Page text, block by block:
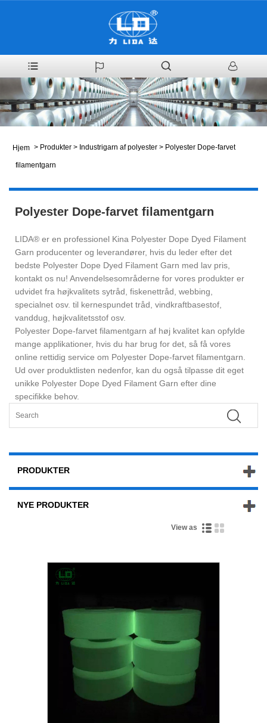
Hjem > Produkter > Industrigarn af polyester > Polyester Dope-farvet
filamentgarn
Polyester Dope-farvet filamentgarn
LIDA® er en professionel Kina Polyester Dope Dyed Filament
Garn producenter og leverandører, hvis du leder efter det
bedste Polyester Dope Dyed Filament Garn med lav pris,
kontakt os nu! Anvendelsesområderne for vores produkter er
udvidet fra højkvalitets sytråd, fiskenettråd, webbing,
specialnet osv. til kernespundet tråd, vindkraftbasestof,
vanddug, højkvalitetsstof osv.
Polyester Dope-farvet filamentgarn af høj kvalitet kan opfylde
mange applikationer, hvis du har brug for det, så få vores
online rettidig service om Polyester Dope-farvet filamentgarn.
Ud over produktlisten nedenfor, kan du også tilpasse dit eget
unikke Polyester Dope Dyed Filament Garn efter dine
specifikke behov.
PRODUKTER
NYE PRODUKTER
View as